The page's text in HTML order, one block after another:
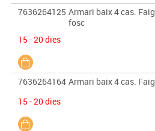
7636264125 Armari baix 4 cas.
fosc
15 - 20 dies
7636264164 Armari baix 4 cas.
15 - 20 dies